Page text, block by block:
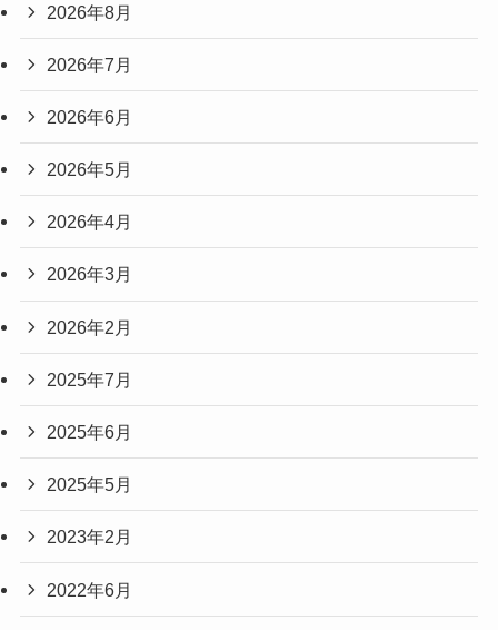
2026年8月
2026年7月
2026年6月
2026年5月
2026年4月
2026年3月
2026年2月
2025年7月
2025年6月
2025年5月
2023年2月
2022年6月